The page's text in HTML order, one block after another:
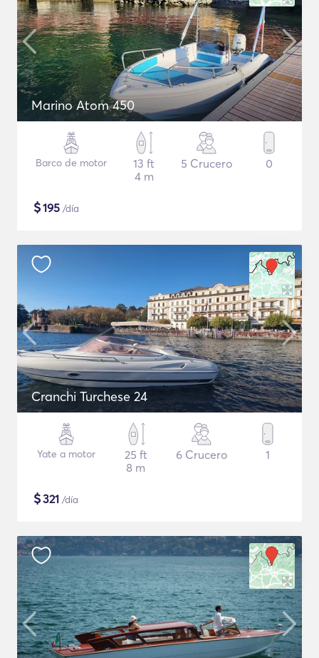
Marino Atom 450
Barco de motor
13 ft
4 m
5 Crucero 0
$195 /día
Cranchi Turchese 24
Yate a motor
25 ft
8 m
6 Crucero 1
$321 /día